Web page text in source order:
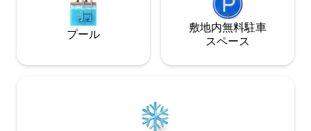
プール
敷地内無料駐⁠車
ス⁠ペ⁠ー⁠ス